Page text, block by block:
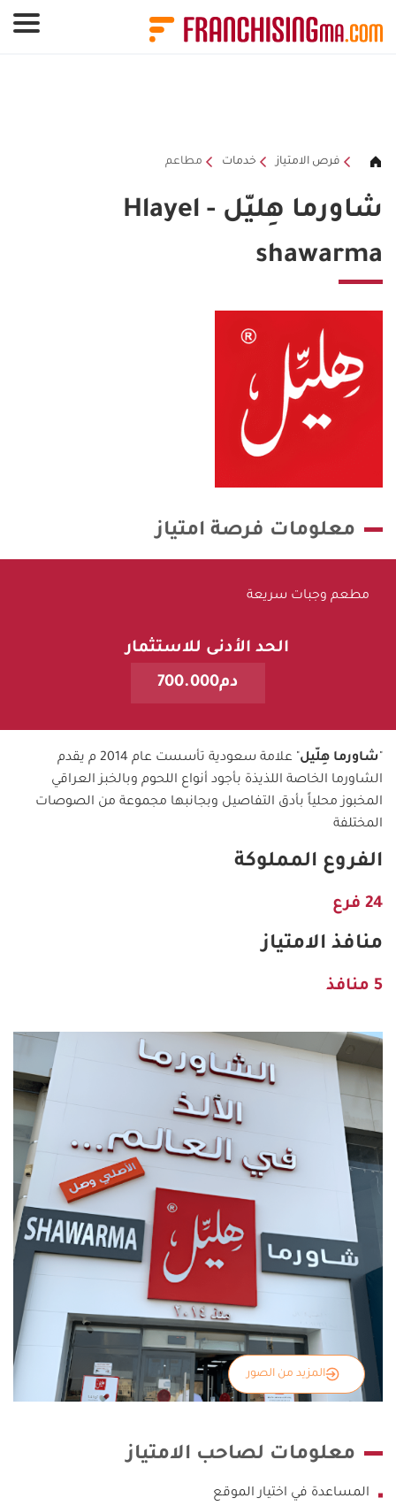
فرص الامتياز خدمات مطاعم
شاورما هِليّل - Hlayel
shawarma
معلومات فرصة امتياز
مطعم وجبات سريعة
الحد الأدنى للاستثمار
دم700.000
شاورما هِلّيل
" علامة سعودية تأسست عام 2014 م يقدم
الشاورما الخاصة اللذيذة بأجود أنواع اللحوم وبالخبز العراقي
المخبوز محلياً بأدق التفاصيل وبجانبها مجموعة من الصوصات
المختلفة
الفروع المملوكة
24 فرع
منافذ الامتياز
5 منافذ
المزيد من الصور
معلومات لصاحب الامتياز
المساعدة في اختيار الموقع
لوحة إدارة ملفات تعريف الارتباط